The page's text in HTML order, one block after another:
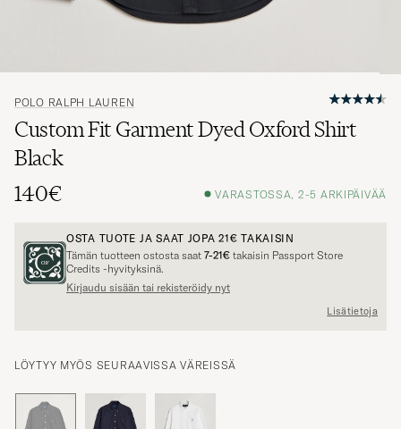
POLO RALPH LAUREN
Custom Fit Garment Dyed Oxford Shirt
Black
140€
VARASTOSSA, 2-5 ARKIPÄIVÄÄ
OSTA TUOTE JA SAAT JOPA21€ TAKAISIN
Tämän tuotteen ostosta saat 7-21€ takaisin Passport Store
Credits -hyvityksinä.
Kirjaudu sisään tai rekisteröidy nyt
Lisätietoja
LÖYTYY MYÖS SEURAAVISSA VÄREISSÄ